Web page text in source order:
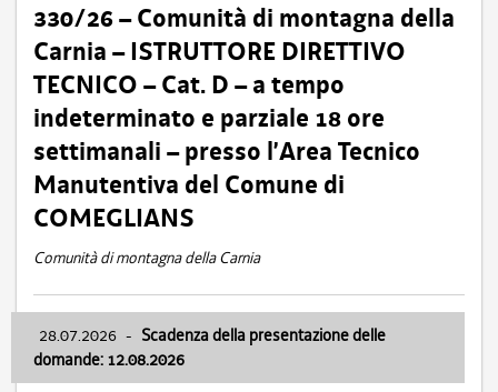
330/26 – Comunità di montagna della
Carnia – ISTRUTTORE DIRETTIVO
TECNICO – Cat. D – a tempo
indeterminato e parziale 18 ore
settimanali – presso l’Area Tecnico
Manutentiva del Comune di
COMEGLIANS
Comunità di montagna della Carnia
28.07.2026 - Scadenza della presentazione delle
domande: 12.08.2026